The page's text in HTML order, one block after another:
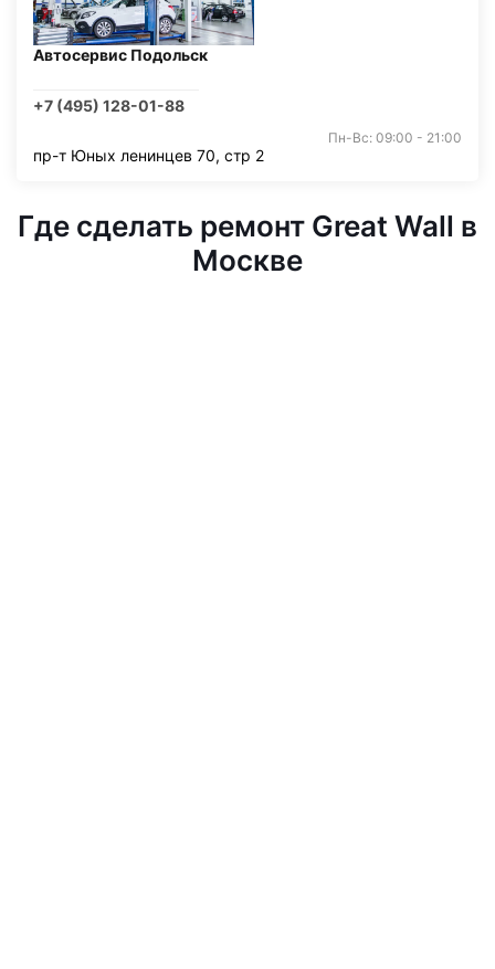
Автосервис Подольск
+7 (495) 128-01-88
Пн-Вс: 09:00 - 21:00
пр-т Юных ленинцев 70, стр 2
Где сделать ремонт Great Wall в
Москве